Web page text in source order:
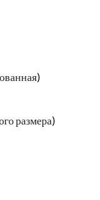
размера)